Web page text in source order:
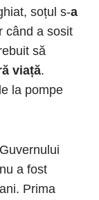
soțul s-a
când a sosit
să
viață.
la pompe
a fost
Prima